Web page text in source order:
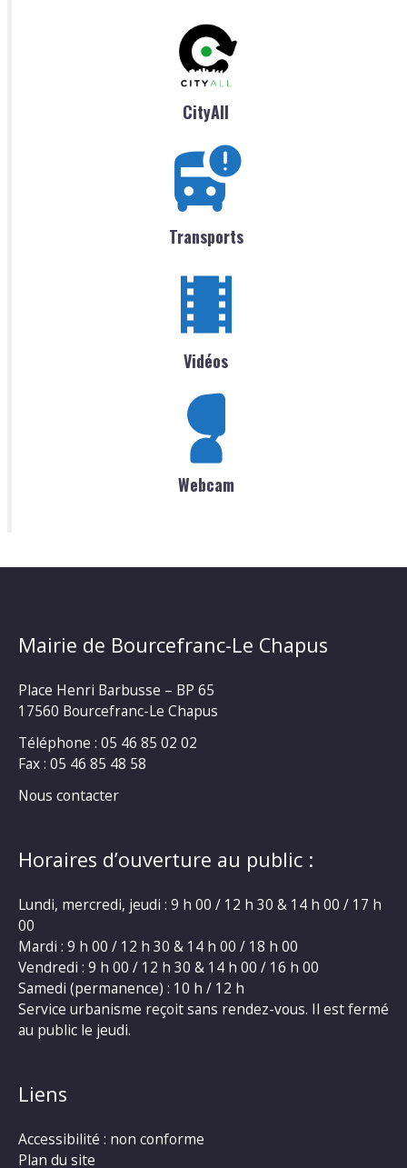
CityAll
Transports
Vidéos
Webcam
Mairie de Bourcefranc-Le Chapus
Place Henri Barbusse – BP 65
17560 Bourcefranc-Le Chapus
Téléphone : 05 46 85 02 02
Fax : 05 46 85 48 58
Nous contacter
Horaires d’ouverture au public :
Lundi, mercredi, jeudi : 9 h 00 / 12 h 30 & 14 h 00 / 17 h
00
Mardi : 9 h 00 / 12 h 30 & 14 h 00 / 18 h 00
Vendredi : 9 h 00 / 12 h 30 & 14 h 00 / 16 h 00
Samedi (permanence) : 10 h / 12 h
Service urbanisme reçoit sans rendez-vous. Il est fermé
au public le jeudi.
Liens
Accessibilité : non conforme
Plan du site